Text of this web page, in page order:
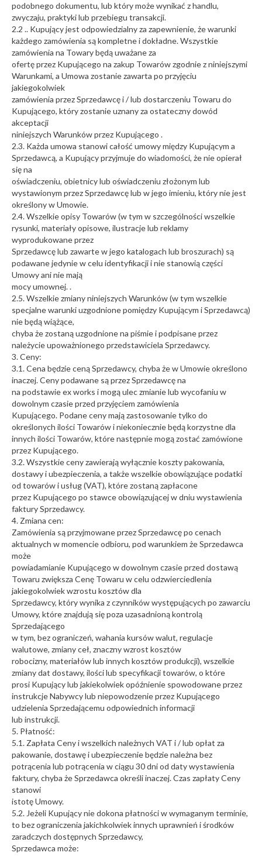
podobnego dokumentu, lub który może wynikać z handlu,
zwyczaju, praktyki lub przebiegu transakcji.
2.2 .. Kupujący jest odpowiedzialny za zapewnienie, że warunki
każdego zamówienia są kompletne i dokładne. Wszystkie
zamówienia na Towary będą uważane za
ofertę przez Kupującego na zakup Towarów zgodnie z niniejszymi
Warunkami, a Umowa zostanie zawarta po przyjęciu
jakiegokolwiek
zamówienia przez Sprzedawcę i / lub dostarczeniu Towaru do
Kupującego, który zostanie uznany za ostateczny dowód
akceptacji
niniejszych Warunków przez Kupującego .
2.3. Każda umowa stanowi całość umowy między Kupującym a
Sprzedawcą, a Kupujący przyjmuje do wiadomości, że nie opierał
się na
oświadczeniu, obietnicy lub oświadczeniu złożonym lub
wystawionym przez Sprzedawcę lub w jego imieniu, który nie jest
określony w Umowie.
2.4. Wszelkie opisy Towarów (w tym w szczególności wszelkie
rysunki, materiały opisowe, ilustracje lub reklamy
wyprodukowane przez
Sprzedawcę lub zawarte w jego katalogach lub broszurach) są
podawane jedynie w celu identyfikacji i nie stanowią części
Umowy ani nie mają
mocy umownej. .
2.5. Wszelkie zmiany niniejszych Warunków (w tym wszelkie
specjalne warunki uzgodnione pomiędzy Kupującym i Sprzedawcą)
nie będą wiążące,
chyba że zostaną uzgodnione na piśmie i podpisane przez
należycie upoważnionego przedstawiciela Sprzedawcy.
3. Ceny:
3.1. Cena będzie ceną Sprzedawcy, chyba że w Umowie określono
inaczej. Ceny podawane są przez Sprzedawcę na
na podstawie ex works i mogą ulec zmianie lub wycofaniu w
dowolnym czasie przed przyjęciem zamówienia
Kupującego. Podane ceny mają zastosowanie tylko do
określonych ilości Towarów i niekoniecznie będą korzystne dla
innych ilości Towarów, które następnie mogą zostać zamówione
przez Kupującego.
3.2. Wszystkie ceny zawierają wyłącznie koszty pakowania,
dostawy i ubezpieczenia, a także wszelkie obowiązujące podatki
od towarów i usług (VAT), które zostaną zapłacone
przez Kupującego po stawce obowiązującej w dniu wystawienia
faktury Sprzedawcy.
4. Zmiana cen:
Zamówienia są przyjmowane przez Sprzedawcę po cenach
aktualnych w momencie odbioru, pod warunkiem że Sprzedawca
może
powiadamianie Kupującego w dowolnym czasie przed dostawą
Towaru zwiększa Cenę Towaru w celu odzwierciedlenia
jakiegokolwiek wzrostu kosztów dla
Sprzedawcy, który wynika z czynników występujących po zawarciu
Umowy, które znajdują się poza uzasadnioną kontrolą
Sprzedającego
w tym, bez ograniczeń, wahania kursów walut, regulacje
walutowe, zmiany ceł, znaczny wzrost kosztów
robocizny, materiałów lub innych kosztów produkcji), wszelkie
zmiany dat dostawy, ilości lub specyfikacji towarów, o które
prosi Kupujący lub jakiekolwiek opóźnienie spowodowane przez
instrukcje Nabywcy lub niepowodzenie przez Kupującego
udzielenia Sprzedającemu odpowiednich informacji
lub instrukcji.
5. Płatność:
5.1. Zapłata Ceny i wszelkich należnych VAT i / lub opłat za
pakowanie, dostawę i ubezpieczenie będzie należna bez
potrącenia lub potrącenia w ciągu 30 dni od daty wystawienia
faktury, chyba że Sprzedawca określi inaczej. Czas zapłaty Ceny
stanowi
istotę Umowy.
5.2. Jeżeli Kupujący nie dokona płatności w wymaganym terminie,
to bez ograniczenia jakichkolwiek innych uprawnień i środków
zaradczych dostępnych Sprzedawcy,
Sprzedawca może: